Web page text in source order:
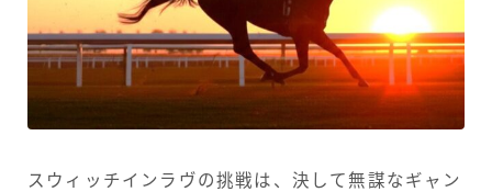
スウィッチインラヴの挑戦は、決して無謀なギャン